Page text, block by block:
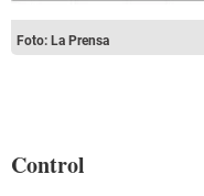
Foto: La Prensa
Control